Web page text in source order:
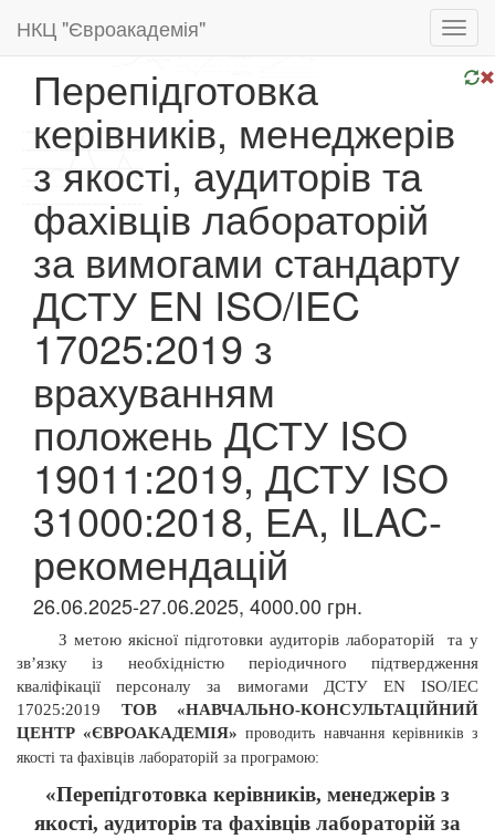
НКЦ "Євроакадемія"
Перепідготовка
керівників, менеджерів
з якості, аудиторів та
фахівців лабораторій
за вимогами стандарту
ДСТУ EN ISO/IEC
17025:2019 з
врахуванням
положень ДСТУ ISO
19011:2019, ДСТУ ISO
31000:2018, ЕА, ILAC-
рекомендацій
26.06.2025-27.06.2025, 4000.00 грн.
З метою якісної підготовки аудиторів лабораторій
та у
зв’язку із необхідністю періодичного підтвердження
кваліфікації персоналу за вимогами ДСТУ ENISO/IEC
17025:2019 ТОВ «НАВЧАЛЬНО-КОНСУЛЬТАЦІЙНИЙ
ЦЕНТР «ЄВРОАКАДЕМІЯ»проводить навчання керівників з
якості та фахівців лабораторій за програмою:
«Перепідготовка керівників, менеджерів з
якості, аудиторів та фахівців лабораторій за